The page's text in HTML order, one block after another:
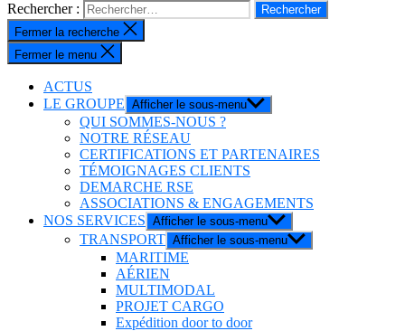
Rechercher :
Fermer la recherche
Fermer le menu
ACTUS
LE GROUPE Afficher le sous-menu
QUI SOMMES-NOUS ?
NOTRE RÉSEAU
CERTIFICATIONS ET PARTENAIRES
TÉMOIGNAGES CLIENTS
DEMARCHE RSE
ASSOCIATIONS & ENGAGEMENTS
NOS SERVICES Afficher le sous-menu
TRANSPORT Afficher le sous-menu
MARITIME
AÉRIEN
MULTIMODAL
PROJET CARGO
Expédition door to door